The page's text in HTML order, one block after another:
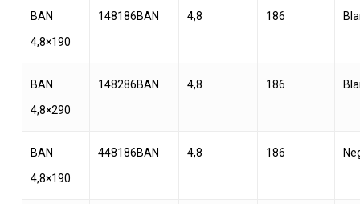
BAN
4,8×190
148186BAN 4,8 186
BAN
4,8×290
148286BAN 4,8 186
BAN
4,8×190
448186BAN 4,8 186